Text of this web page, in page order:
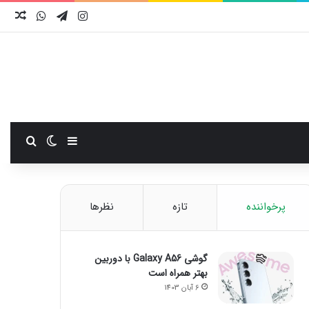
اینستاگرام
تلگرام واتس
سایدبارتغییر
پرخواننده تازه نظرها
گوشی Galaxy A56 با دوربین
بهتر همراه است
6 آبان 1403